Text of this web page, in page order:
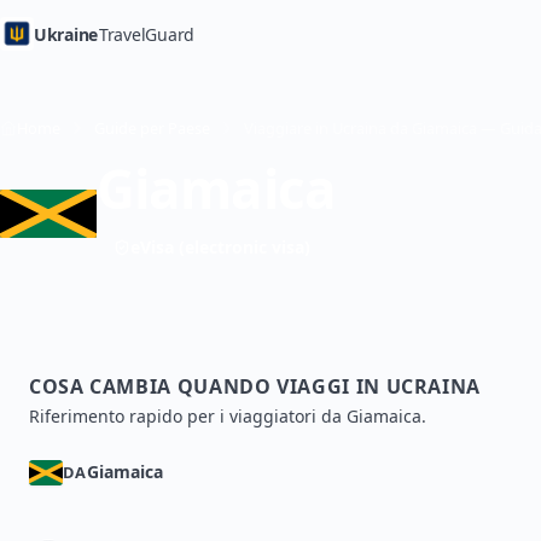
UkraineTravelGuard
COSA CAMBIA QUANDO VIAGGI IN UCRAINA
Riferimento rapido per i viaggiatori da Giamaica.
DAGiamaica